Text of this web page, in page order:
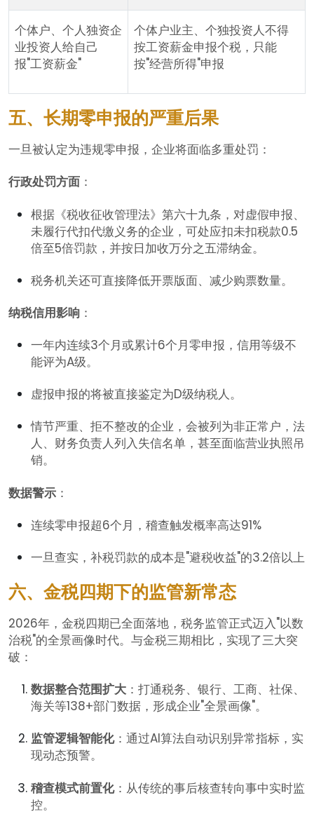
个体户、个人独资企
业投资人给自己
报"工资薪金"
个体户业主、个独投资人不得
按工资薪金申报个税，只能
按"经营所得"申报
五、长期零申报的严重后果
一旦被认定为违规零申报，企业将面临多重处罚：
行政处罚方面 ：
根据《税收征收管理法》第六十九条，对虚假申报、
未履行代扣代缴义务的企业，可处应扣未扣税款0.5
倍至5倍罚款，并按日加收万分之五滞纳金。
税务机关还可直接降低开票版面、减少购票数量。
纳税信用影响 ：
一年内连续3个月或累计6个月零申报，信用等级不
能评为A级。
虚报申报的将被直接鉴定为D级纳税人。
情节严重、拒不整改的企业，会被列为非正常户，法
人、财务负责人列入失信名单，甚至面临营业执照吊
销。
数据警示 ：
连续零申报超6个月，稽查触发概率高达91%
一旦查实，补税罚款的成本是"避税收益"的3.2倍以上
六、金税四期下的监管新常态
2026年，金税四期已全面落地，税务监管正式迈入"以数
治税"的全景画像时代。与金税三期相比，实现了三大突
破：
数据整合范围扩大：打通税务、银行、工商、社保、
海关等138+部门数据，形成企业"全景画像"。
监管逻辑智能化：通过AI算法自动识别异常指标，实
现动态预警。
稽查模式前置化：从传统的事后核查转向事中实时监
控。